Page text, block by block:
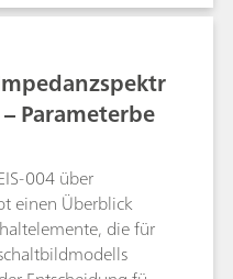
correlating
across
and
introduced probe-
simultaneous
a powerful tool to
coatings.
Parameterbe
004 über
einen Überblick
die für